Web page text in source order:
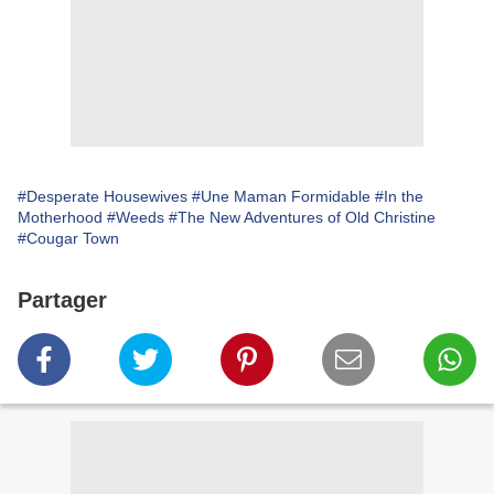
#Desperate Housewives #Une Maman Formidable #In the
Motherhood #Weeds #The New Adventures of Old Christine
#Cougar Town
Partager